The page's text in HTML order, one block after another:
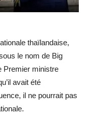
thaïlandaise,
le nom de Big
Premier ministre
avait été
il ne pourrait pas